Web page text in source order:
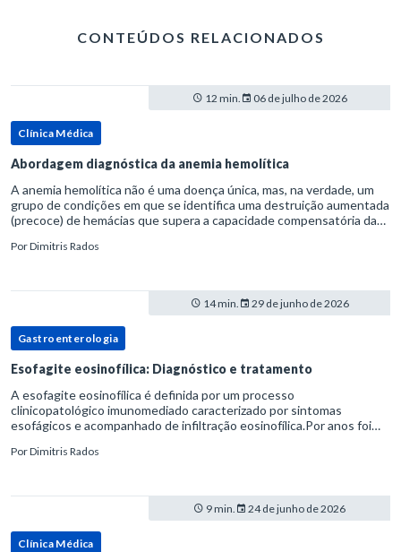
CONTEÚDOS RELACIONADOS
12 min. 06 de julho de 2026
Clínica Médica
Abordagem diagnóstica da anemia hemolítica
A anemia hemolítica não é uma doença única, mas, na verdade, um
grupo de condições em que se identifica uma destruição aumentada
(precoce) de hemácias que supera a capacidade compensatória da
PorDimitris Rados
14 min. 29 de junho de 2026
Gastroenterologia
Esofagite eosinofílica: Diagnóstico e tratamento
A esofagite eosinofílica é definida por um processo
clinicopatológico imunomediado caracterizado por sintomas
esofágicos e acompanhado de infiltração eosinofílica.Por anos foi
refluxo gastr
PorDimitris Rados
9 min. 24 de junho de 2026
Clínica Médica